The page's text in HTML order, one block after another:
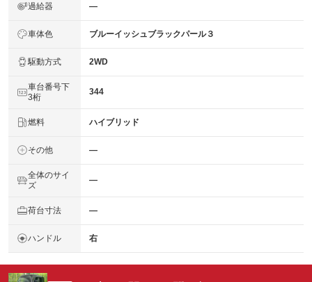
過給器 ―
車体色 ブルーイッシュブラックパール３
駆動方式 2WD
車台番号下
3桁
344
燃料 ハイブリッド
その他 ―
全体のサイ
ズ
―
荷台寸法 ―
ハンドル 右